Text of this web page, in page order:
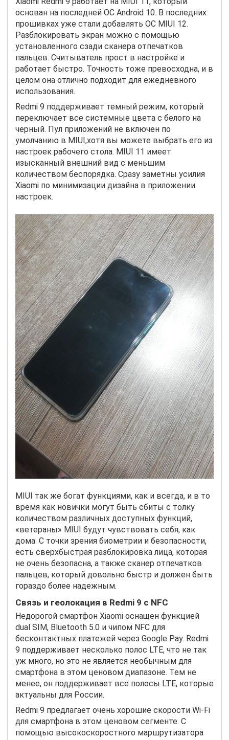
основан на последней ОС Android 10. В последних
прошивках уже стали добавлять ОС MIUI 12.
Разблокировать экран можно с помощью
установленного сзади сканера отпечатков
пальцев. Считыватель прост в настройке и
работает быстро. Точность тоже превосходна, и в
целом она отлично подходит для ежедневного
использования.
Redmi 9 поддерживает темный режим, который
переключает все системные цвета с белого на
черный. Пул приложений не включен по
умолчанию в MIUI,хотя вы можете выбрать его из
настроек рабочего стола. MIUI 11 имеет
изысканный внешний вид с меньшим
количеством беспорядка. Сразу заметны усилия
Xiaomi по минимизации дизайна в приложении
настроек.
MIUI так же богат функциями, как и всегда, и в то
время как новички могут быть сбиты с толку
количеством различных доступных функций,
«ветераны» MIUI будут чувствовать себя, как
дома. С точки зрения биометрии и безопасности,
есть сверхбыстрая разблокировка лица, которая
не очень безопасна, а также сканер отпечатков
пальцев, который довольно быстр и должен быть
гораздо более надежным.
Связь и геолокация в Redmi 9 с NFC
Недорогой смартфон Xiaomi оснащен функцией
dual SIM, Bluetooth 5.0 и чипом NFC для
бесконтактных платежей через Google Pay. Redmi
9 поддерживает несколько полос LTE, что не так
уж много, но это не является необычным для
смартфона в этом ценовом диапазоне. Тем не
менее, он поддерживает все полосы LTE, которые
актуальны для России.
Redmi 9 предлагает очень хорошие скорости Wi-Fi
для смартфона в этом ценовом сегменте. С
помощью высокоскоростного маршрутизатора